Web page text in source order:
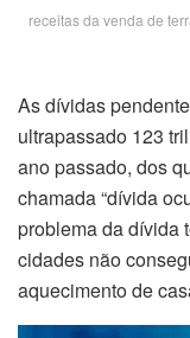
receitas da venda de
As dívidas
ultrapassado 123
ano passado, dos
chamada “dívida
problema da dívida
cidades não
aquecimento de